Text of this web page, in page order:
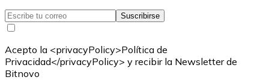
Suscribirse
Acepto la <privacyPolicy>Política de
Privacidad</privacyPolicy> y recibir la Newsletter de
Bitnovo